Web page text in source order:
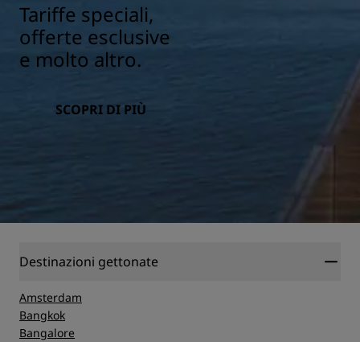
Tariffe speciali,
offerte esclusive
e molto altro.
SCOPRI DI PIÙ
Destinazioni gettonate
Amsterdam
Bangkok
Bangalore